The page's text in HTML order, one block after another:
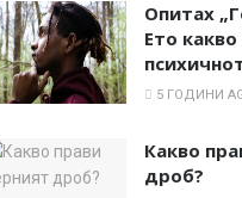
Опитах
Ето
5 ГОДИНИ
Какво
дроб?